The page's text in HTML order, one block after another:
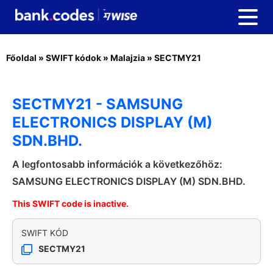
Főoldal » SWIFT kódok » Malajzia » SECTMY21
SECTMY21 - SAMSUNG
ELECTRONICS DISPLAY (M)
SDN.BHD.
A legfontosabb információk a következőhöz:
SAMSUNG ELECTRONICS DISPLAY (M) SDN.BHD.
This SWIFT code is inactive.
SWIFT KÓD
SECTMY21